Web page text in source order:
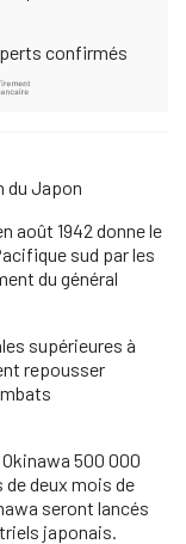
confirmés
du Japon
août 1942 donne le
sud par les
du général
supérieures à
repousser
500 000
de deux mois de
seront lancés
japonais.